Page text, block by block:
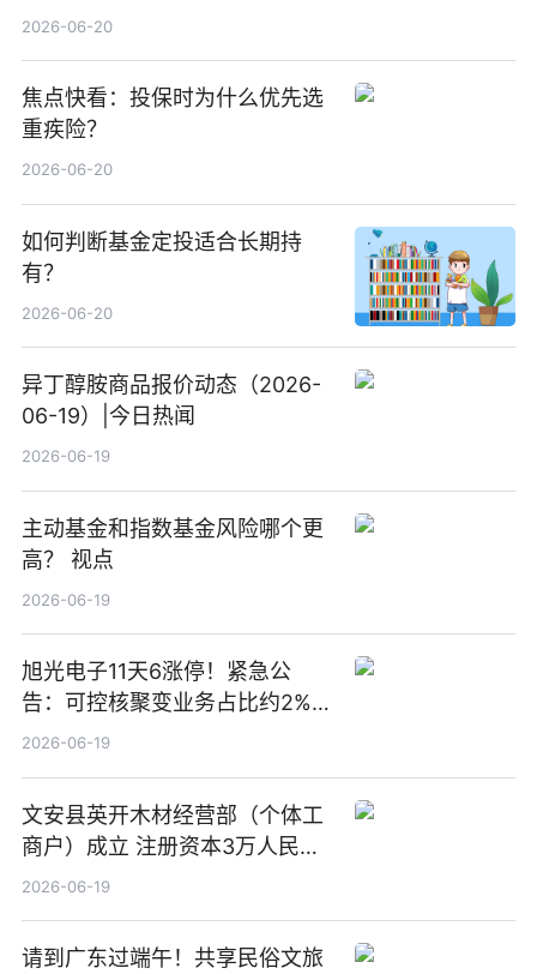
2026-06-20
焦点快看：投保时为什么优先选
重疾险？
2026-06-20
如何判断基金定投适合长期持
有？
2026-06-20
异丁醇胺商品报价动态（2026-
06-19）|今日热闻
2026-06-19
主动基金和指数基金风险哪个更
高？ 视点
2026-06-19
旭光电子11天6涨停！紧急公
告：可控核聚变业务占比约2%！
前沿热点
2026-06-19
文安县英开木材经营部（个体工
商户）成立 注册资本3万人民币
新要闻
2026-06-19
请到广东过端午！共享民俗文旅